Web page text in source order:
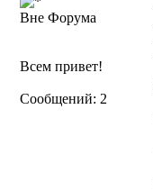
Вне Форума
Всем привет!
Сообщений: 2